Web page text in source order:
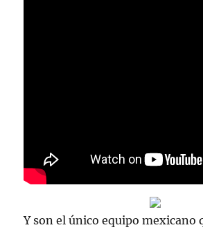
Y son el único equipo mexicano